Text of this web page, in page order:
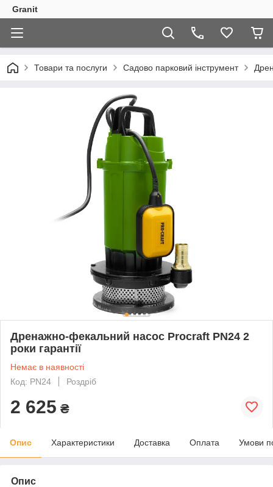
Granit
Товари та послуги Садово парковий інструмент
Дренажно-фекальний насос Procraft PN24 2
роки гарантії
Немає в наявності
Код: PN24
Роздріб
2 625 ₴
Опис Характеристики Доставка Оплата Умови
Опис